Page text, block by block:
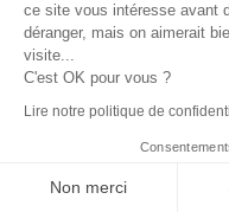
2023 ©Ignition Moto–
ce site vous intéresse avant
déranger, mais on aimerait
visite...
C'est OK pour vous ?
Lire notre politique de
Non merci